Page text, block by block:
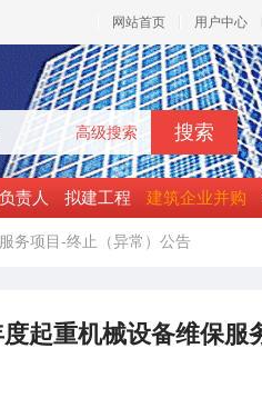
网站首页 用户中心
高级搜索
责人 拟建工程 建筑企业并购
务项目-终止（异常）公告
起重机械设备维保服